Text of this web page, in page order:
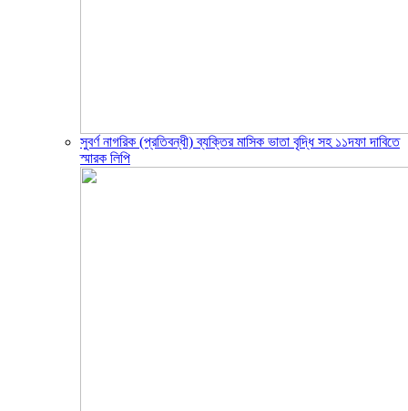
সুবর্ণ নাগরিক (প্রতিবন্ধী) ব্যক্তির মাসিক ভাতা বৃদ্ধি সহ ১১দফা দাবিতে
স্মারক লিপি